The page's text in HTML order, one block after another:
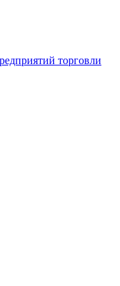
торговли